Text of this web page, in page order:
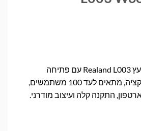
מנעול ביומטרי לדלת עץ Realand L003 עם פתיחה
בטביעת אצבע ואפליקציה, מתאים לעד 100 משתמשים,
התקנה קלה ועיצוב מודרני.